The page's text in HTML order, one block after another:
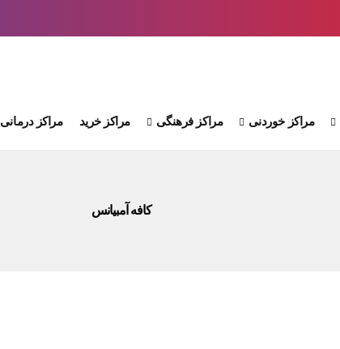
مراکز خوردنی مراکز فرهنگی مراکز خرید مراکز درمانی
کافه آمبیانس